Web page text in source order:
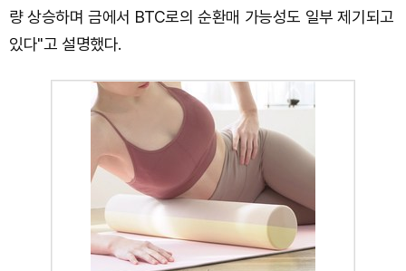
량 상승하며 금에서 BTC로의 순환매 가능성도 일부 제기되고
있다"고 설명했다.